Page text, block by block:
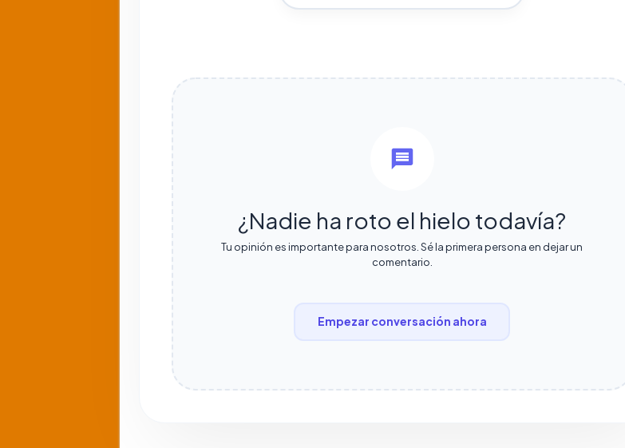
¿Nadie ha roto el hielo todavía?
Tu opinión es importante para nosotros. Sé la primera persona en dejar un
comentario.
Empezar conversación ahora